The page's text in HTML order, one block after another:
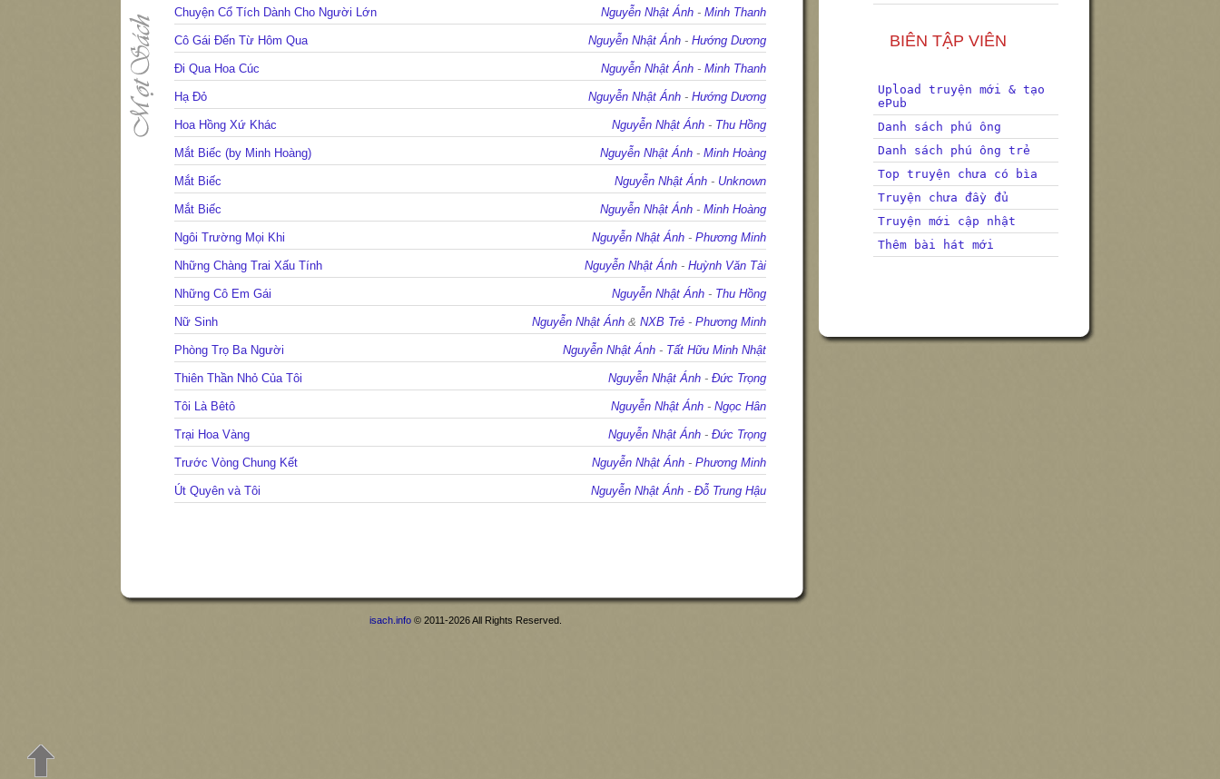
BIÊN TẬP VIÊN
Upload truyện mới & tạo
ePub
Danh sách phú ông
Danh sách phú ông trẻ
Top truyện chưa có bìa
Truyện chưa đầy đủ
Truyện mới cập nhật
Thêm bài hát mới
Chuyện Cổ Tích Dành Cho Người Lớn Nguyễn Nhật Ánh - Minh Thanh
Cô Gái Đến Từ Hôm Qua Nguyễn Nhật Ánh - Hướng Dương
Đi Qua Hoa Cúc Nguyễn Nhật Ánh - Minh Thanh
Hạ Đỏ Nguyễn Nhật Ánh - Hướng Dương
Hoa Hồng Xứ Khác Nguyễn Nhật Ánh - Thu Hồng
Mắt Biếc (by Minh Hoàng) Nguyễn Nhật Ánh - Minh Hoàng
Mắt Biếc Nguyễn Nhật Ánh - Unknown
Mắt Biếc Nguyễn Nhật Ánh - Minh Hoàng
Ngôi Trường Mọi Khi Nguyễn Nhật Ánh - Phương Minh
Những Chàng Trai Xấu Tính Nguyễn Nhật Ánh - Huỳnh Văn Tài
Những Cô Em Gái Nguyễn Nhật Ánh - Thu Hồng
Nữ Sinh Nguyễn Nhật Ánh & NXB Trẻ - Phương Minh
Phòng Trọ Ba Người Nguyễn Nhật Ánh - Tất Hữu Minh Nhật
Thiên Thần Nhỏ Của Tôi Nguyễn Nhật Ánh - Đức Trọng
Tôi Là Bêtô Nguyễn Nhật Ánh - Ngọc Hân
Trại Hoa Vàng Nguyễn Nhật Ánh - Đức Trọng
Trước Vòng Chung Kết Nguyễn Nhật Ánh - Phương Minh
Út Quyên và Tôi Nguyễn Nhật Ánh - Đỗ Trung Hậu
isach.info © 2011-2026 All Rights Reserved.